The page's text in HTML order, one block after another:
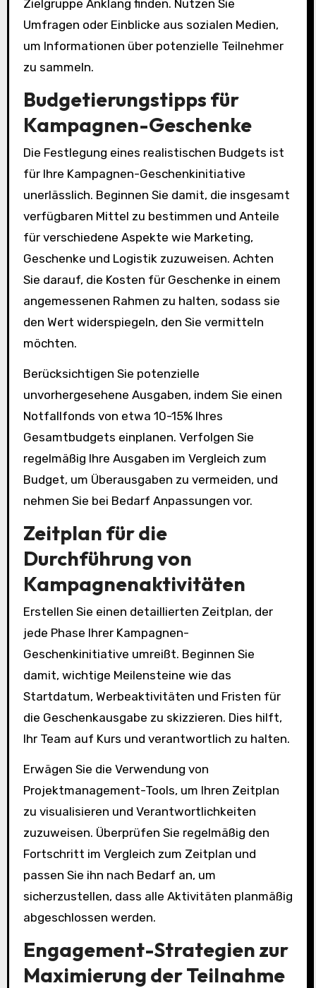
Zielgruppe Anklang finden. Nutzen Sie
Umfragen oder Einblicke aus sozialen Medien,
um Informationen über potenzielle Teilnehmer
zu sammeln.
Budgetierungstipps für
Kampagnen-Geschenke
Die Festlegung eines realistischen Budgets ist
für Ihre Kampagnen-Geschenkinitiative
unerlässlich. Beginnen Sie damit, die insgesamt
verfügbaren Mittel zu bestimmen und Anteile
für verschiedene Aspekte wie Marketing,
Geschenke und Logistik zuzuweisen. Achten
Sie darauf, die Kosten für Geschenke in einem
angemessenen Rahmen zu halten, sodass sie
den Wert widerspiegeln, den Sie vermitteln
möchten.
Berücksichtigen Sie potenzielle
unvorhergesehene Ausgaben, indem Sie einen
Notfallfonds von etwa 10-15% Ihres
Gesamtbudgets einplanen. Verfolgen Sie
regelmäßig Ihre Ausgaben im Vergleich zum
Budget, um Überausgaben zu vermeiden, und
nehmen Sie bei Bedarf Anpassungen vor.
Zeitplan für die
Durchführung von
Kampagnenaktivitäten
Erstellen Sie einen detaillierten Zeitplan, der
jede Phase Ihrer Kampagnen-
Geschenkinitiative umreißt. Beginnen Sie
damit, wichtige Meilensteine wie das
Startdatum, Werbeaktivitäten und Fristen für
die Geschenkausgabe zu skizzieren. Dies hilft,
Ihr Team auf Kurs und verantwortlich zu halten.
Erwägen Sie die Verwendung von
Projektmanagement-Tools, um Ihren Zeitplan
zu visualisieren und Verantwortlichkeiten
zuzuweisen. Überprüfen Sie regelmäßig den
Fortschritt im Vergleich zum Zeitplan und
passen Sie ihn nach Bedarf an, um
sicherzustellen, dass alle Aktivitäten planmäßig
abgeschlossen werden.
Engagement-Strategien zur
Maximierung der Teilnahme